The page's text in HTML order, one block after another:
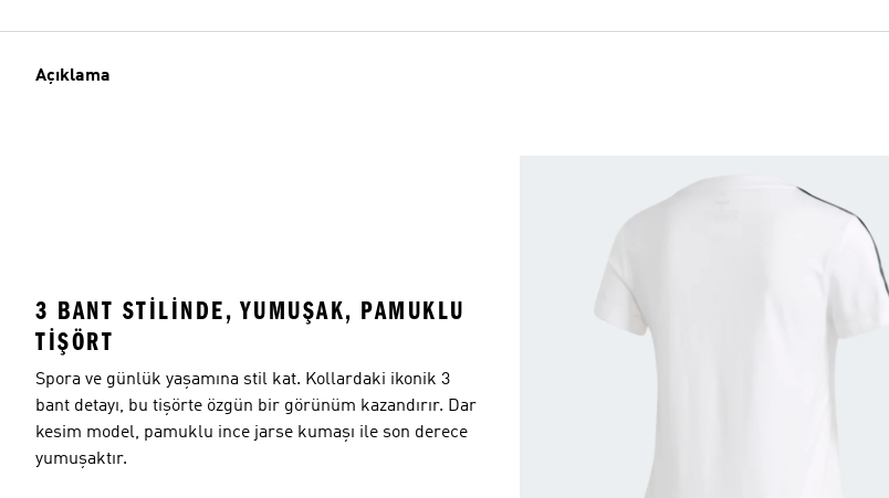
Açıklama
3 BANT STILINDE, YUMUŞAK, PAMUKLU
TIŞÖRT
Spora ve günlük yaşamına stil kat. Kollardaki ikonik 3
bant detayı, bu tişörte özgün bir görünüm kazandırır. Dar
kesim model, pamuklu ince jarse kumaşı ile son derece
yumuşaktır.